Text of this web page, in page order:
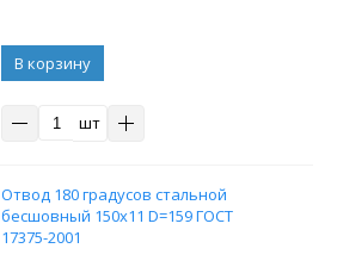
В корзину
шт
Отвод 180 градусов стальной
бесшовный 150x11 D=159 ГОСТ
17375-2001